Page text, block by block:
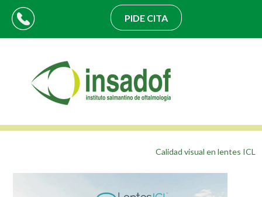
PIDE CITA
Calidad visual en lentes ICL